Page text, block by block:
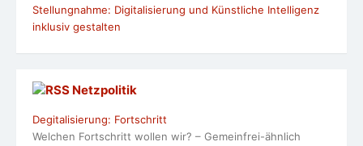
Stellungnahme: Digitalisierung und Künstliche Intelligenz
inklusiv gestalten
Netzpolitik
Degitalisierung: Fortschritt
Welchen Fortschritt wollen wir? – Gemeinfrei-ähnlich